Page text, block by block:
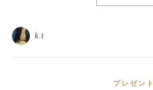
k.t
プレゼント